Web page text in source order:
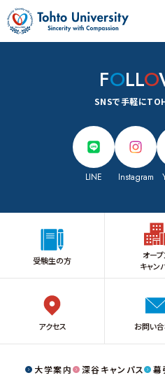
受験生の方
オー
キャン
基本情報
情報公開
大学ガイド
東都大学の取り組み
キャンパスマップ・アクセス
深谷キャンパス
深谷キャンパスTOP
管理栄養学部 管理栄養学科
就職
地域貢献・研究活動
幕張キャンパス
幕張ヒューマンケア学部 看護
FOLLO
SNSで手軽に
LINE Instagram
大学案内 深谷キャンパス 幕
受験生の方
オープ
キャン
アクセス お問い